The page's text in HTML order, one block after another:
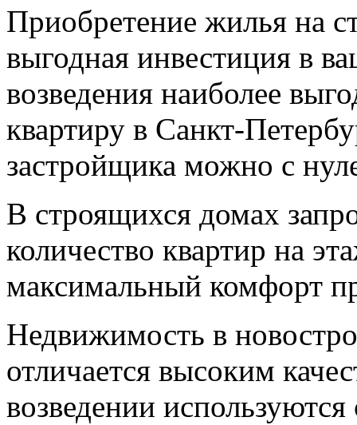
Приобретение жилья на
выгодная инвестиция в
возведения наиболее
квартиру в Санкт-
застройщика можно с
В строящихся домах
количество квартир на
максимальный комфорт
Недвижимость в
отличается высоким
возведении